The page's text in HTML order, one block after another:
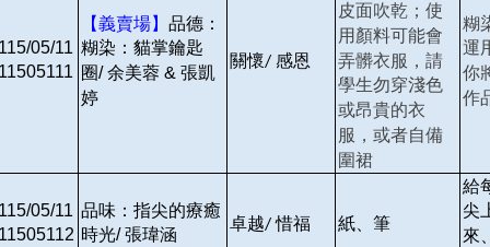
05/11
【義賣場】 品德：
糊染：貓掌鑰匙
圈/ 余美蓉 & 張凱
婷
關懷/ 感恩
皮面吹乾；使
用顏料可能會
弄髒衣服，請
學生勿穿淺色
或昂貴的衣
服，或者自備
圍裙
糊
運
你
作
05/11 品味：指尖的療癒
時光/ 張瑋涵
卓越/惜福 紙、筆
給
尖
來